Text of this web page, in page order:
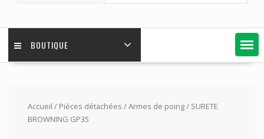
BOUTIQUE
Accueil / Pièces détachées /Armes de poing/ SURETE
BROWNING GP35